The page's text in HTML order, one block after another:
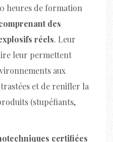
heures de formation
des
réels. Leur
leur permettent
aux
et de renifler la
(stupéfiants,
certifiées